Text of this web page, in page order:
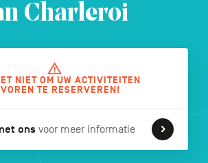
Charleroi
NIET OM UW ACTIVITEITEN
TE RESERVEREN!
ons voor meer informatie